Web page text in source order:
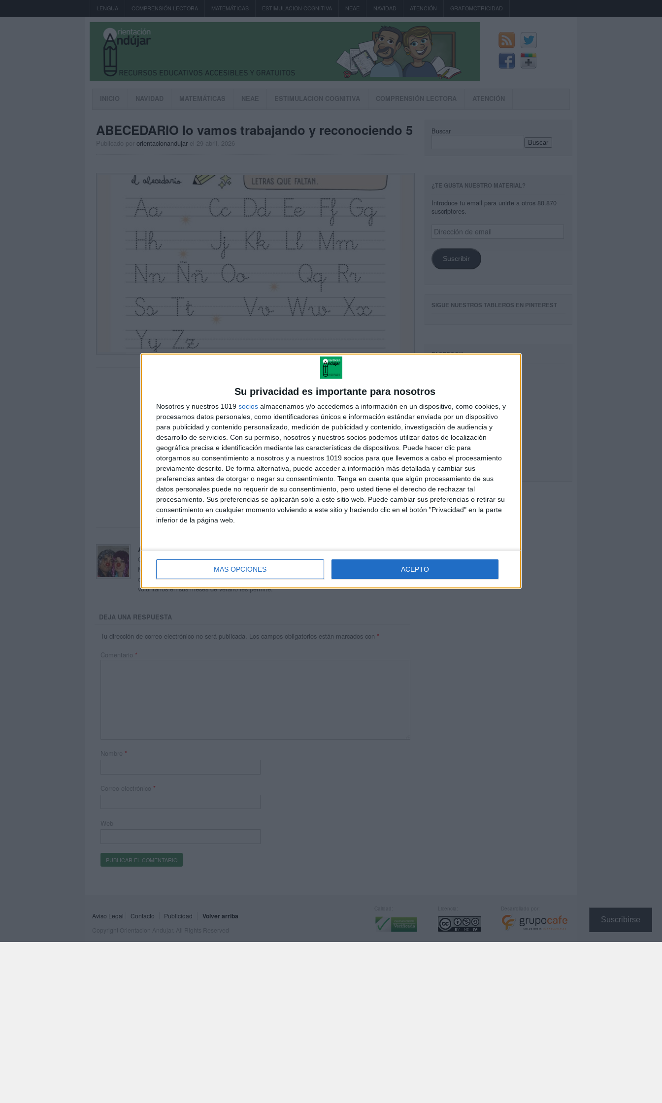
Su privacidad es importante para nosotros
Nosotros y nuestros 1019 socios almacenamos y/o accedemos a información en un dispositivo, como cookies, y
procesamos datos personales, como identificadores únicos e información estándar enviada por un dispositivo
para publicidad y contenido personalizado, medición de publicidad y contenido, investigación de audiencia y
desarrollo de servicios. Con su permiso, nosotros y nuestros socios podemos utilizar datos de localización
geográfica precisa e identificación mediante las características de dispositivos. Puede hacer clic para
otorgarnos su consentimiento a nosotros y a nuestros 1019 socios para que llevemos a cabo el procesamiento
previamente descrito. De forma alternativa, puede acceder a información más detallada y cambiar sus
preferencias antes de otorgar o negar su consentimiento. Tenga en cuenta que algún procesamiento de sus
datos personales puede no requerir de su consentimiento, pero usted tiene el derecho de rechazar tal
procesamiento. Sus preferencias se aplicarán solo a este sitio web. Puede cambiar sus preferencias o retirar su
consentimiento en cualquier momento volviendo a este sitio y haciendo clic en el botón "Privacidad" en la parte
inferior de la página web.
MÁS OPCIONES ACEPTO
Suscribirse
LENGUA COMPRENSIÓN LECTORA MATEMÁTICAS ESTIMULACION COGNITIVA NEAE NAVIDAD ATENCIÓN GRAFOMOTRICIDAD
INICIO NAVIDAD MATEMÁTICAS NEAE ESTIMULACION COGNITIVA COMPRENSIÓN LECTORA ATENCIÓN
ABECEDARIO lo vamos trabajando y reconociendo 5
Publicado por orientacionandujar el 29 abril, 2026
Acerca de orientacionandujar
Orientación Andújar no es solo un blog, es la apuesta personal de dos profesores Ginés y
Maribel, que además de ser pareja, son los encargados de los contenidos que encontramos
dentro del blog y en el cual, vuelcan la mayor parte del tiempo, que sus tareas como docentes, y
voluntarios en sus meses de verano les permite.
DEJA UNA RESPUESTA
Tu dirección de correo electrónico no será publicada. Los campos obligatorios están marcados con *
Comentario *
Nombre *
Correo electrónico *
Web
Buscar
Buscar
¿TE GUSTA NUESTRO MATERIAL?
Introduce tu email para unirte a otros 80.870
suscriptores.
Dirección
de
Suscribir
SIGUE NUESTROS TABLEROS EN PINTEREST
FACEBOOK
Aviso Legal Contacto Publicidad Volver arriba